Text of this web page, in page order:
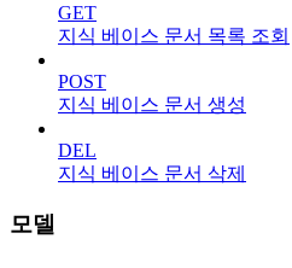
GET
지식 베이스 문서 목록 조회
POST
지식 베이스 문서 생성
DEL
지식 베이스 문서 삭제
모델